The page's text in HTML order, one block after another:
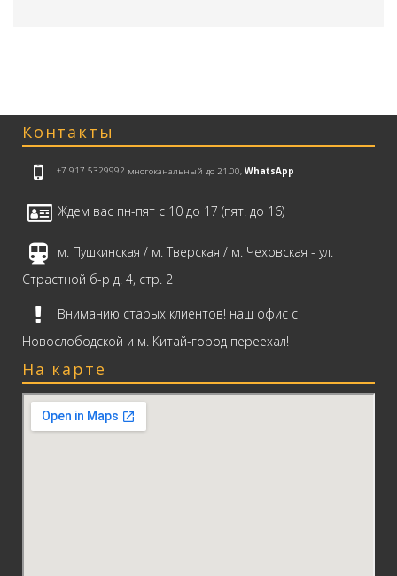
Контакты
+7 917 5329992 многоканальный до 21.00, WhatsApp
Ждем вас пн-пят с 10 до 17 (пят. до 16)
м. Пушкинская / м. Тверская / м. Чеховская - ул.
Страстной б-р д. 4, стр. 2
Вниманию старых клиентов! наш офис с
Новослободской и м. Китай-город переехал!
На карте